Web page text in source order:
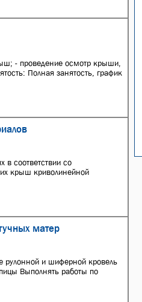
- проведение осмотр крыши,
Полная занятость, график
в соответствии со
крыш криволинейной
матер
рулонной и шиферной кровель
Выполнять работы по